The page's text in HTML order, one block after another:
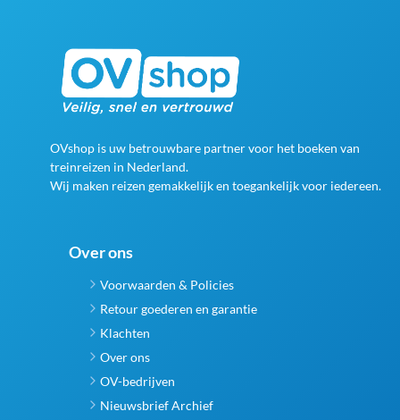
OVshop is uw betrouwbare partner voor het boeken van
treinreizen in Nederland.
Wij maken reizen gemakkelijk en toegankelijk voor iedereen.
Over ons
Voorwaarden & Policies
Retour goederen en garantie
Klachten
Over ons
OV-bedrijven
Nieuwsbrief Archief